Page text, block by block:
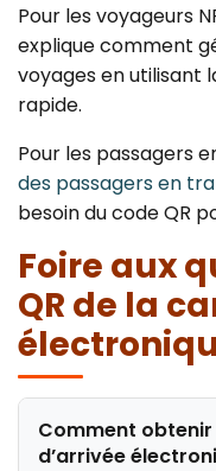
Pour les voyageurs
explique comment
voyages en utilisant
rapide.
Pour les passagers
des passagers en
besoin du code QR
Foire aux
QR de la
Comment
d’arrivée